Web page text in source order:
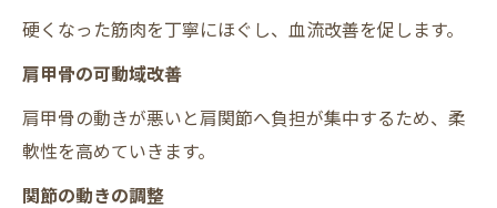
硬くなった筋肉を丁寧にほぐし、血流改善を促します。
肩甲骨の可動域改善
肩甲骨の動きが悪いと肩関節へ負担が集中するため、柔
軟性を高めていきます。
関節の動きの調整